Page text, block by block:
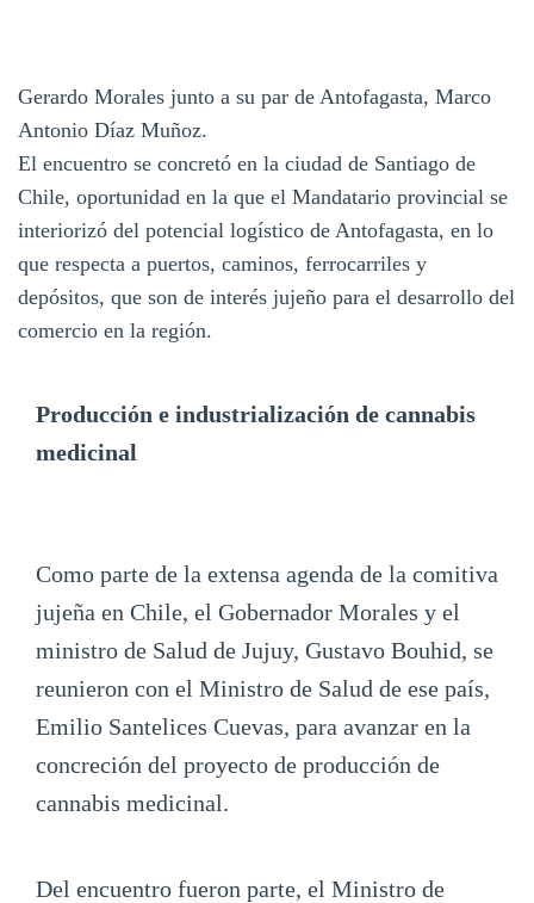
Gerardo Morales junto a su par de Antofagasta, Marco
Antonio Díaz Muñoz.
El encuentro se concretó en la ciudad de Santiago de
Chile, oportunidad en la que el Mandatario provincial se
interiorizó del potencial logístico de Antofagasta, en lo
que respecta a puertos, caminos, ferrocarriles y
depósitos, que son de interés jujeño para el desarrollo del
comercio en la región.
Producción e industrialización de cannabis
medicinal
Como parte de la extensa agenda de la comitiva
jujeña en Chile, el Gobernador Morales y el
ministro de Salud de Jujuy, Gustavo Bouhid, se
reunieron con el Ministro de Salud de ese país,
Emilio Santelices Cuevas, para avanzar en la
concreción del proyecto de producción de
cannabis medicinal.
Del encuentro fueron parte, el Ministro de